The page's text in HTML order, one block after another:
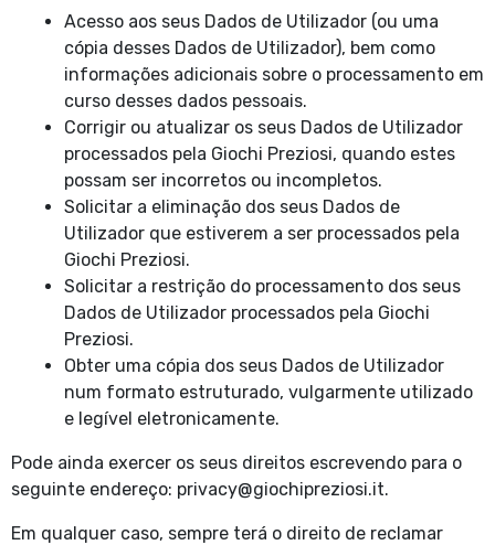
Acesso aos seus Dados de Utilizador (ou uma
cópia desses Dados de Utilizador), bem como
informações adicionais sobre o processamento em
curso desses dados pessoais.
Corrigir ou atualizar os seus Dados de Utilizador
processados pela Giochi Preziosi, quando estes
possam ser incorretos ou incompletos.
Solicitar a eliminação dos seus Dados de
Utilizador que estiverem a ser processados pela
Giochi Preziosi.
Solicitar a restrição do processamento dos seus
Dados de Utilizador processados pela Giochi
Preziosi.
Obter uma cópia dos seus Dados de Utilizador
num formato estruturado, vulgarmente utilizado
e legível eletronicamente.
Pode ainda exercer os seus direitos escrevendo para o
seguinte endereço: privacy@giochipreziosi.it.
Em qualquer caso, sempre terá o direito de reclamar